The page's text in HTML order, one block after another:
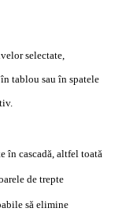
selectate,
tablou sau în spatele
în cascadă, altfel toată
de trepte
să elimine